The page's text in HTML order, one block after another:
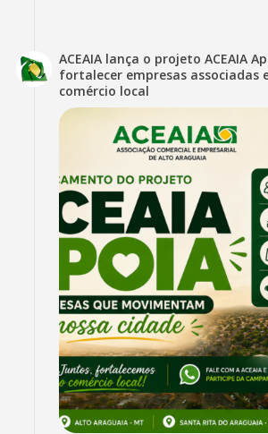
ACEAIA lança o projeto ACEAIA
fortalecer empresas associadas
comércio local